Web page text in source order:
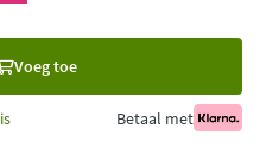
Voeg toe
Betaal met